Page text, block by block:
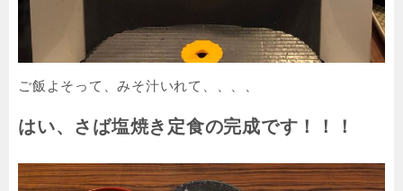
ご飯よそって、みそ汁いれて、、、、
はい、さば塩焼き定食の完成です！！！